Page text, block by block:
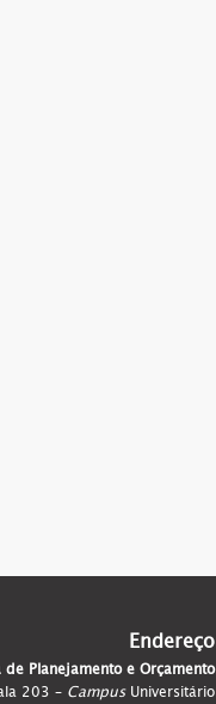
Endereço
de Planejamento e Orçamento
203 – CampusUniversitário